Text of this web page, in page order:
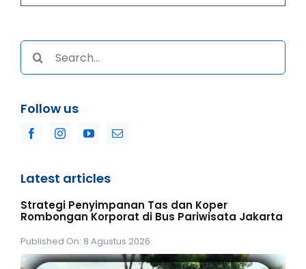
Search
for:
Follow us
Latest articles
Strategi Penyimpanan Tas dan Koper
Rombongan Korporat di Bus Pariwisata Jakarta
Published On: 8 Agustus 2026